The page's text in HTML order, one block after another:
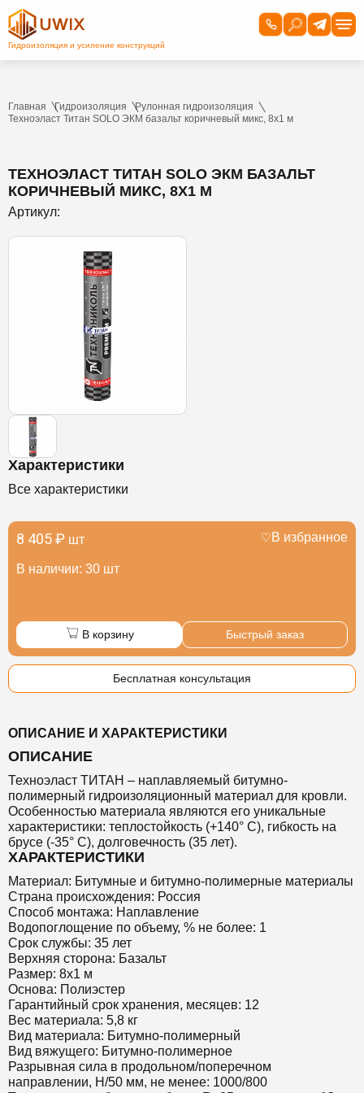
Главная Гидроизоляция
Рулонная гидроизоляция
Техноэласт Титан SOLO ЭКМ базальт коричневый микс, 8х1 м
ТЕХНОЭЛАСТ ТИТАН SOLO ЭКМ БАЗАЛЬТ
КОРИЧНЕВЫЙ МИКС, 8Х1 М
Артикул:
Характеристики
Все характеристики
8 405 ₽ шт
В наличии: 30 шт
В избранное
В корзину Быстрый заказ
Бесплатная консультация
ОПИСАНИЕ И ХАРАКТЕРИСТИКИ
ОПИСАНИЕ
Техноэласт ТИТАН – наплавляемый битумно-
полимерный гидроизоляционный материал для кровли.
Особенностью материала являются его уникальные
характеристики: теплостойкость (+140° С), гибкость на
брусе (-35° С), долговечность (35 лет).
ХАРАКТЕРИСТИКИ
Материал: Битумные и битумно-полимерные материалы
Страна происхождения: Россия
Способ монтажа: Наплавление
Водопоглощение по объему, % не более: 1
Срок службы: 35 лет
Верхняя сторона: Базальт
Размер: 8х1 м
Основа: Полиэстер
Гарантийный срок хранения, месяцев: 12
Вес материала: 5,8 кг
Вид материала: Битумно-полимерный
Вид вяжущего: Битумно-полимерное
Разрывная сила в продольном/поперечном
направлении, Н/50 мм, не менее: 1000/800